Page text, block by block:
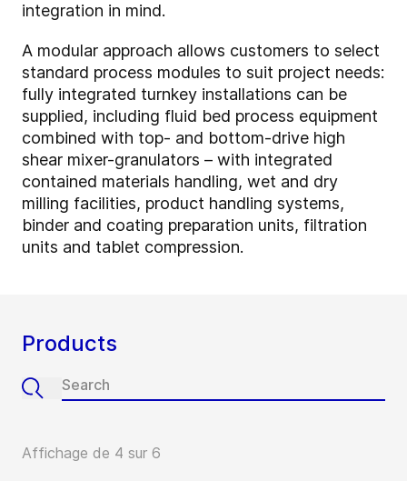
integration in mind.
A modular approach allows customers to select
standard process modules to suit project needs:
fully integrated turnkey installations can be
supplied, including fluid bed process equipment
combined with top- and bottom-drive high
shear mixer-granulators – with integrated
contained materials handling, wet and dry
milling facilities, product handling systems,
binder and coating preparation units, filtration
units and tablet compression.
Products
Affichage de 4 sur 6